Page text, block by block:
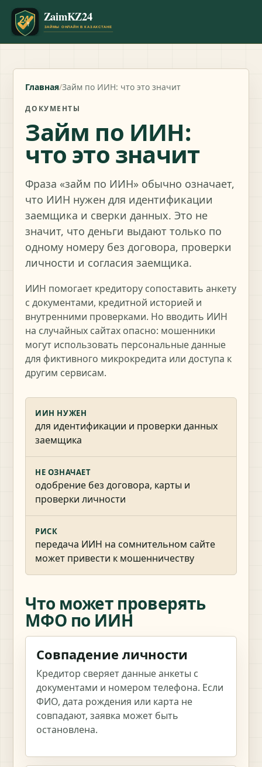
Главная/Займ по ИИН: что это значит
ДОКУМЕНТЫ
Займ по ИИН:
что это значит
Фраза «займ по ИИН» обычно означает,
что ИИН нужен для идентификации
заемщика и сверки данных. Это не
значит, что деньги выдают только по
одному номеру без договора, проверки
личности и согласия заемщика.
ИИН помогает кредитору сопоставить анкету
с документами, кредитной историей и
внутренними проверками. Но вводить ИИН
на случайных сайтах опасно: мошенники
могут использовать персональные данные
для фиктивного микрокредита или доступа к
другим сервисам.
ИИН НУЖЕН
для идентификации и проверки данных
заемщика
НЕ ОЗНАЧАЕТ
одобрение без договора, карты и
проверки личности
РИСК
передача ИИН на сомнительном сайте
может привести к мошенничеству
Что может проверять
МФО по ИИН
Совпадение личности
Кредитор сверяет данные анкеты с
документами и номером телефона. Если
ФИО, дата рождения или карта не
совпадают, заявка может быть
остановлена.